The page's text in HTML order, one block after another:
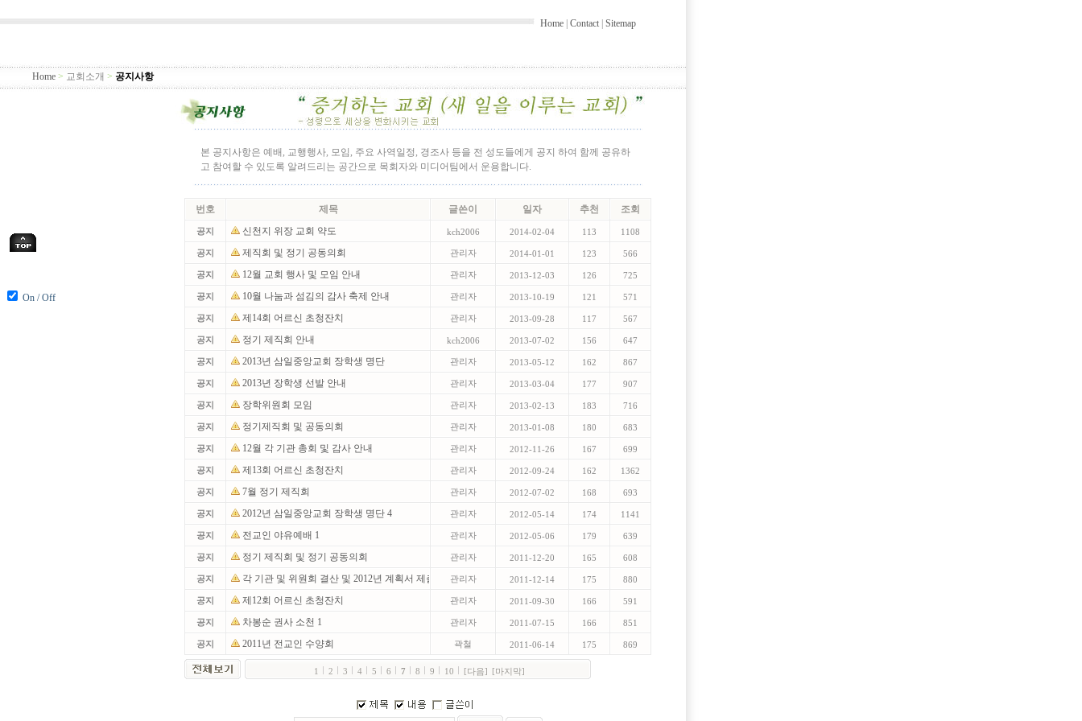
On / Off
Home Contact Sitemap
Home > 교회소개 > 공지사항
본 공지사항은 예배, 교행행사, 모임, 주요 사역일정, 경조사 등을 전 성도들에게 공지 하여 함께 공유하
고 참여할 수 있도록 알려드리는 공간으로 목회자와 미디어팀에서 운용합니다.
번호 제목 글쓴이 일자 추천 조회
공지 신천지 위장 교회 약도 kch2006 2014-02-04 113 1108
공지 제직회 및 정기 공동의회 관리자 2014-01-01 123 566
공지 12월 교회 행사 및 모임 안내 관리자 2013-12-03 126 725
공지 10월 나눔과 섬김의 감사 축제 안내 관리자 2013-10-19 121 571
공지 제14회 어르신 초청잔치 관리자 2013-09-28 117 567
공지 정기 제직회 안내 kch2006 2013-07-02 156 647
공지 2013년 삼일중앙교회 장학생 명단 관리자 2013-05-12 162 867
공지 2013년 장학생 선발 안내 관리자 2013-03-04 177 907
공지 장학위원회 모임 관리자 2013-02-13 183 716
공지 정기제직회 및 공동의회 관리자 2013-01-08 180 683
공지 12월 각 기관 총회 및 감사 안내 관리자 2012-11-26 167 699
공지 제13회 어르신 초청잔치 관리자 2012-09-24 162 1362
공지 7월 정기 제직회 관리자 2012-07-02 168 693
공지 2012년 삼일중앙교회 장학생 명단 4 관리자 2012-05-14 174 1141
공지 전교인 야유예배 1 관리자 2012-05-06 179 639
공지 정기 제직회 및 정기 공동의회 관리자 2011-12-20 165 608
공지 각 기관 및 위원회 결산 및 2012년 계획서 제출 관리자 2011-12-14 175 880
공지 제12회 어르신 초청잔치 관리자 2011-09-30 166 591
공지 차봉순 권사 소천 1 관리자 2011-07-15 166 851
공지 2011년 전교인 수양회 곽철 2011-06-14 175 869
1 2 3 4 5 6 7 8 9 10 [다음] [마지막]